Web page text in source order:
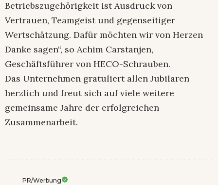
Betriebszugehörigkeit ist Ausdruck von
Vertrauen, Teamgeist und gegenseitiger
Wertschätzung. Dafür möchten wir von Herzen
Danke sagen“, so Achim Carstanjen,
Geschäftsführer von HECO-Schrauben.
Das Unternehmen gratuliert allen Jubilaren
herzlich und freut sich auf viele weitere
gemeinsame Jahre der erfolgreichen
Zusammenarbeit.
PR/Werbung